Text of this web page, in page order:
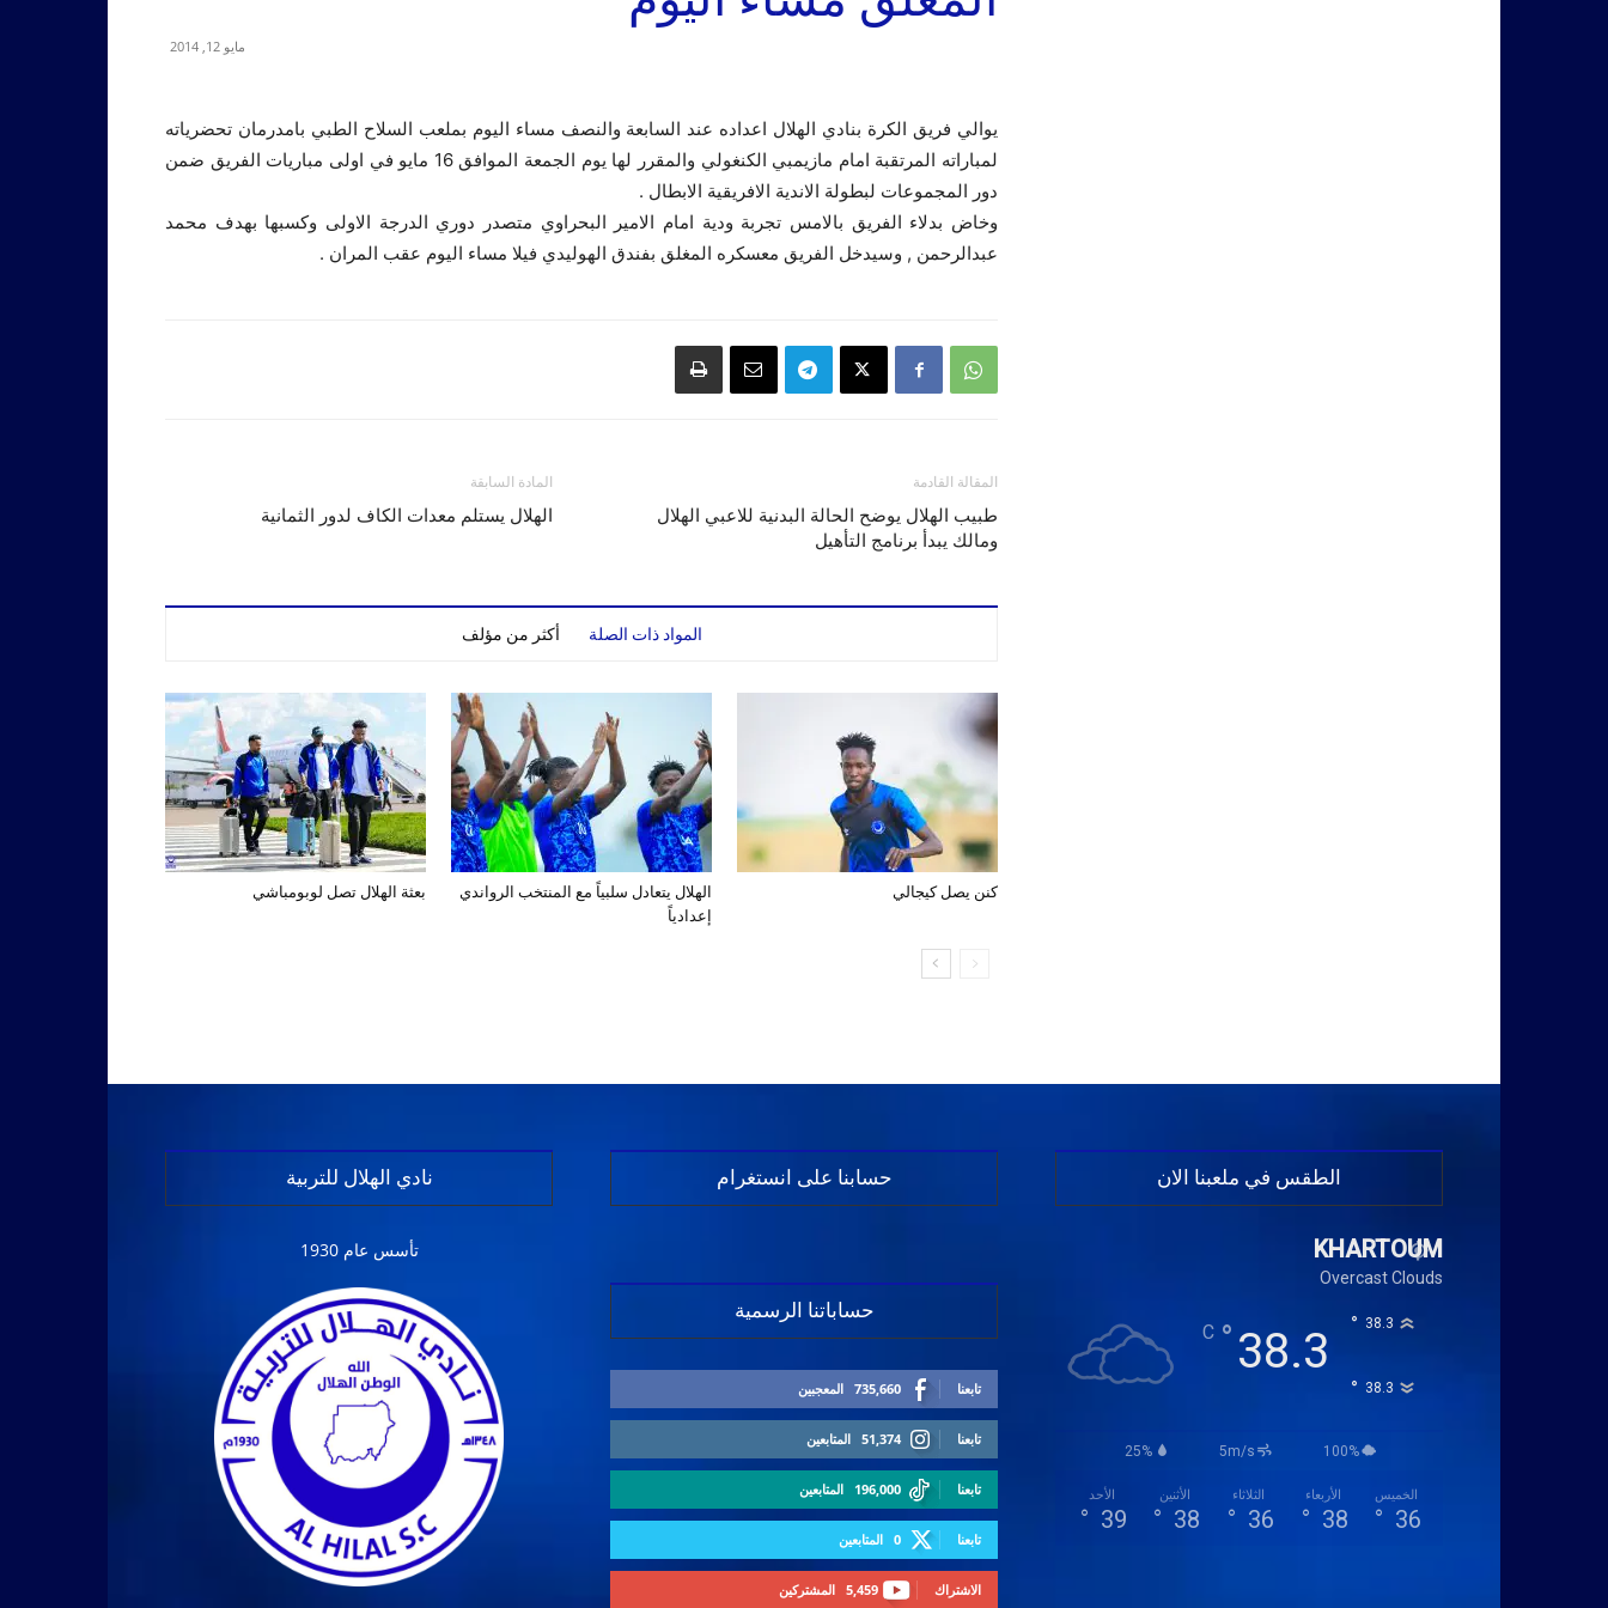
مايو 12, 2014
يوالي فريق الكرة بنادي الهلال اعداده عند السابعة والنصف مساء اليوم بملعب السلاح الطبي بامدرمان تحضرياته
لمباراته المرتقبة امام مازيمبي الكنغولي والمقرر لها يوم الجمعة الموافق 16 مايو في اولى مباريات الفريق ضمن
دور المجموعات لبطولة الاندية الافريقية الابطال .
وخاض بدلاء الفريق بالامس تجربة ودية امام الامير البحراوي متصدر دوري الدرجة الاولى وكسبها بهدف محمد
عبدالرحمن , وسيدخل الفريق معسكره المغلق بفندق الهوليدي فيلا مساء اليوم عقب المران .
المادة السابقة
الهلال يستلم معدات الكاف لدور الثمانية
المقالة القادمة
طبيب الهلال يوضح الحالة البدنية للاعبي الهلال
ومالك يبدأ برنامج التأهيل
المواد ذات الصلة أكثر من مؤلف
بعثة الهلال تصل لوبومباشي
الهلال يتعادل سلبياً مع المنتخب الرواندي
إعدادياً
كنن يصل كيجالي
نادي الهلال للتربية
تأسس عام 1930
حسابنا على انستغرام
حساباتنا الرسمية
735,660 المعجبين تابعنا
51,374 المتابعين تابعنا
196,000 المتابعين تابعنا
0 المتابعين تابعنا
5,459 المشتركين الاشتراك
الطقس في ملعبنا الان
KHARTOUM
Overcast Clouds
38.3
°
C 38.3
°
38.3
°
25% 5m/s 100%
الأحد
39
°
الأثنين
38
°
الثلاثاء
36
°
الأربعاء
38
°
الخميس
36
°